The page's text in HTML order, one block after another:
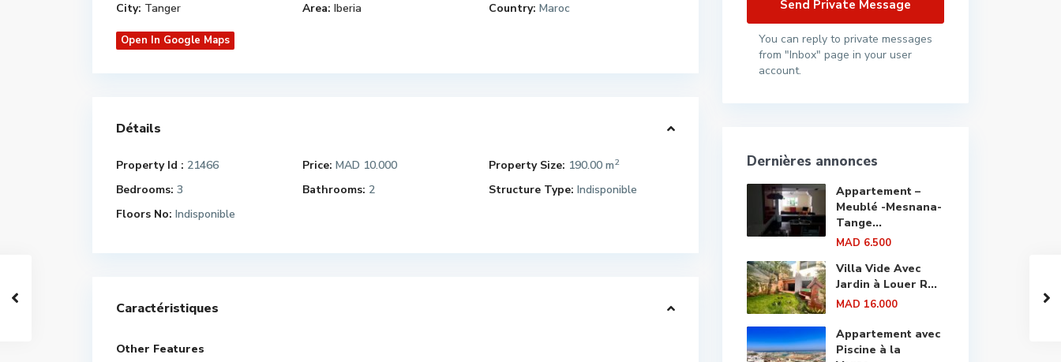
City: Tanger Area: Iberia Country: Maroc
Open In Google Maps
Détails
Property Id : 21466 Price: MAD 10.000 Property Size: 190.00 m2
Bedrooms: 3 Bathrooms: 2 Structure Type: Indisponible
Floors No: Indisponible
Caractéristiques
Other Features
You can reply to private messages
from "Inbox" page in your user
account.
Dernières annonces
Appartement –
Meublé -Mesnana-
Tange...
MAD 6.500
Villa Vide Avec
Jardin à Louer R...
MAD 16.000
Appartement avec
Piscine à la